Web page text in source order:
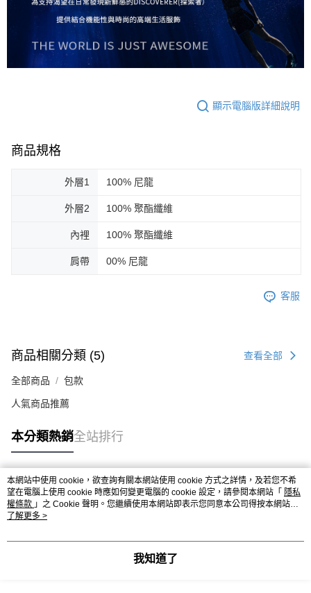
顯示電腦版詳細說明
商品規格
外層1 100% 尼龍
外層2 100% 聚酯纖維
內裡 100% 聚酯纖維
肩帶 00% 尼龍
客服
商品相關分類 (5) 查看全部
全部商品 包款
人氣商品推薦
本分類熱銷全站排行
熱門標籤
本網站中使用 cookie，欲查詢有關本網站使用 cookie 方式之詳情，及若您不希
望在電腦上使用 cookie 時應如何變更電腦的 cookie 設定，請參閱本網站「 隱私
權條款 」之 Cookie 聲明。您繼續使用本網站即表示您同意本公司得按本網站使
用條款之 Cookie 聲明使用 cookie。
了解更多 >
我知道了